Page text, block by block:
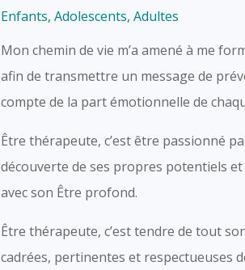
Enfants, Adolescents, Adultes
Mon chemin de vie m’a amené à me
afin de transmettre un message de
compte de la part émotionnelle de
Être thérapeute, c’est être passionné
découverte de ses propres potentiels
avec son Être profond.
Être thérapeute, c’est tendre de tout
cadrées, pertinentes et respectueuses